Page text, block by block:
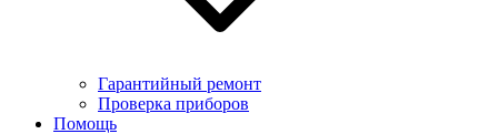
Гарантийный ремонт
Проверка приборов
Помощь